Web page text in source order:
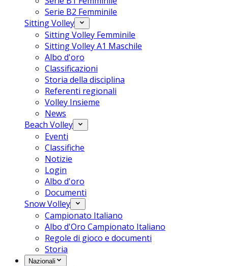
Serie B2 Femminile
Sitting Volley
Sitting Volley Femminile
Sitting Volley A1 Maschile
Albo d'oro
Classificazioni
Storia della disciplina
Referenti regionali
Volley Insieme
News
Beach Volley
Eventi
Classifiche
Notizie
Login
Albo d'oro
Documenti
Snow Volley
Campionato Italiano
Albo d'Oro Campionato Italiano
Regole di gioco e documenti
Storia
Nazionali